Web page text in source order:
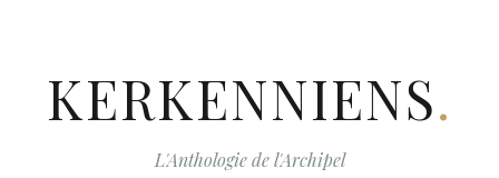
KERKENNIENS.
L'Anthologie de l'Archipel